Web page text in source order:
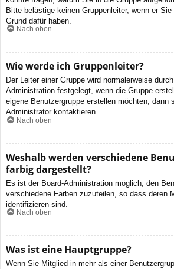
Bitte belästige keinen Gruppenleiter, wenn er
Grund dafür haben.
Nach oben
Wie werde ich Gruppenleiter?
Der Leiter einer Gruppe wird normalerweise
Administration festgelegt, wenn die Gruppe
eigene Benutzergruppe erstellen möchten, dann
Administrator kontaktieren.
Nach oben
Weshalb werden verschiedene
farbig dargestellt?
Es ist der Board-Administration möglich, den
verschiedene Farben zuzuteilen, so dass deren
identifizieren sind.
Nach oben
Was ist eine Hauptgruppe?
Wenn Sie Mitglied in mehr als einer